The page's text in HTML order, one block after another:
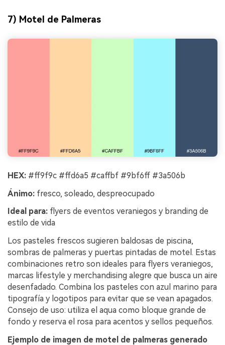
7) Motel de Palmeras
HEX: #ff9f9c #ffd6a5 #caffbf #9bf6ff #3a506b
Ánimo: fresco, soleado, despreocupado
Ideal para: flyers de eventos veraniegos y branding de
estilo de vida
Los pasteles frescos sugieren baldosas de piscina,
sombras de palmeras y puertas pintadas de motel. Estas
combinaciones retro son ideales para flyers veraniegos,
marcas lifestyle y merchandising alegre que busca un aire
desenfadado. Combina los pasteles con azul marino para
tipografía y logotipos para evitar que se vean apagados.
Consejo de uso: utiliza el aqua como bloque grande de
fondo y reserva el rosa para acentos y sellos pequeños.
Ejemplo de imagen de motel de palmeras generado